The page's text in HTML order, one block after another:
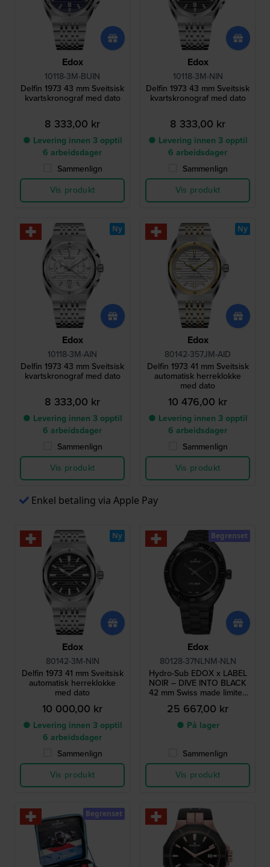
Edox
10118-3M-BUIN
Delfin 1973 43 mm Sveitsisk
kvartskronograf med dato
8 333,00 kr
● Levering innen 3 opptil
6 arbeidsdager
Sammenlign
Vis produkt
Edox
10118-3M-NIN
Delfin 1973 43 mm Sveitsisk
kvartskronograf med dato
8 333,00 kr
● Levering innen 3 opptil
6 arbeidsdager
Sammenlign
Vis produkt
Edox
10118-3M-AIN
Delfin 1973 43 mm Sveitsisk
kvartskronograf med dato
8 333,00 kr
● Levering innen 3 opptil
6 arbeidsdager
Sammenlign
Vis produkt
Ny
Edox
80142-357JM-AID
Delfin 1973 41 mm Sveitsisk
automatisk herreklokke
med dato
10 476,00 kr
● Levering innen 3 opptil
6 arbeidsdager
Sammenlign
Vis produkt
Ny
Enkel betaling via Apple Pay
Edox
80142-3M-NIN
Delfin 1973 41 mm Sveitsisk
automatisk herreklokke
med dato
10 000,00 kr
● Levering innen 3 opptil
6 arbeidsdager
Sammenlign
Vis produkt
Ny
Edox
80128-37NLNM-NLN
Hydro-Sub EDOX x LABEL
NOIR – DIVE INTO BLACK
42 mm Swiss made limited
edition chronometer diving
watch
25 667,00 kr
● På lager
Sammenlign
Vis produkt
Begrenset
Begrenset